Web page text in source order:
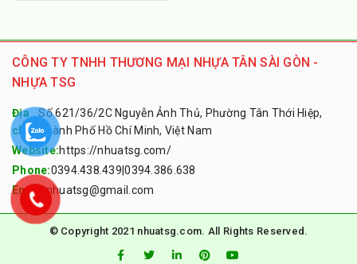
CÔNG TY TNHH THƯƠNG MẠI NHỰA TÂN SÀI GÒN -
NHỰA TSG
Địa
chỉ:
Số 621/36/2C Nguyễn Ảnh Thủ, Phường Tân Thới Hiệp,
Thành Phố Hồ Chí Minh, Việt Nam
Website:https://nhuatsg.com/
Phone:0394.438.439 |0394.386.638
Email:nhuatsg@gmail.com
© Copyright 2021 nhuatsg.com. All Rights Reserved.